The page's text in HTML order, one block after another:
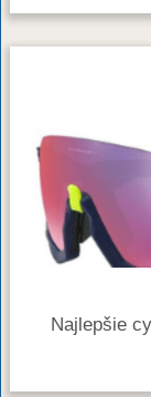
Najlepšie